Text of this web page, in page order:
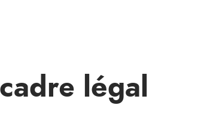
légal